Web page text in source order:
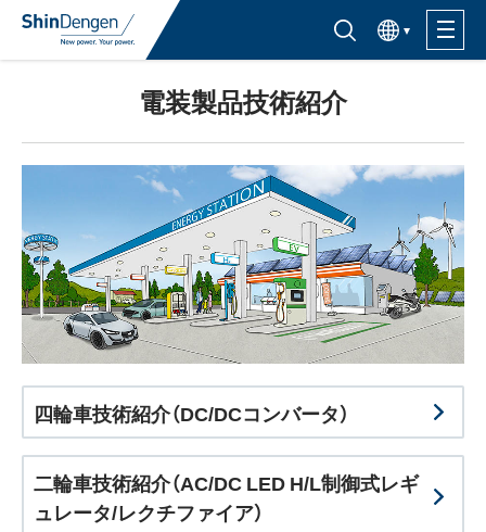
半導体製品検索はこちら
한국어
製品ラインナップ
活用分野
サポート・サービス
購入窓口
サステナビリティ
IR情報
採用情報
電装製品技術紹介
四輪車技術紹介（DC/DCコンバータ）
二輪車技術紹介（AC/DC LED H/L制御式レギ
ュレータ/レクチファイア）